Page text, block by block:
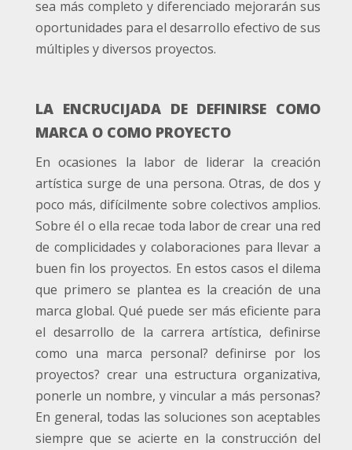
sea más completo y diferenciado mejorarán sus
oportunidades para el desarrollo efectivo de sus
múltiples y diversos proyectos.
LA ENCRUCIJADA DE DEFINIRSE COMO
MARCA O COMO PROYECTO
En ocasiones la labor de liderar la creación
artística surge de una persona. Otras, de dos y
poco más, difícilmente sobre colectivos amplios.
Sobre él o ella recae toda labor de crear una red
de complicidades y colaboraciones para llevar a
buen fin los proyectos. En estos casos el dilema
que primero se plantea es la creación de una
marca global. Qué puede ser más eficiente para
el desarrollo de la carrera artística, definirse
como una marca personal? definirse por los
proyectos? crear una estructura organizativa,
ponerle un nombre, y vincular a más personas?
En general, todas las soluciones son aceptables
siempre que se acierte en la construcción del